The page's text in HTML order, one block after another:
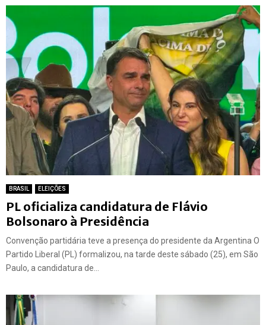
BRASIL ELEIÇÕES
PL oficializa candidatura de Flávio
Bolsonaro à Presidência
Convenção partidária teve a presença do presidente da Argentina O
Partido Liberal (PL) formalizou, na tarde deste sábado (25), em São
Paulo, a candidatura de...